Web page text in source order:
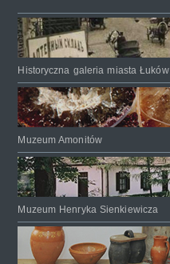
Historyczna galeria miasta Łuków
Muzeum Amonitów
Muzeum Henryka Sienkiewicza